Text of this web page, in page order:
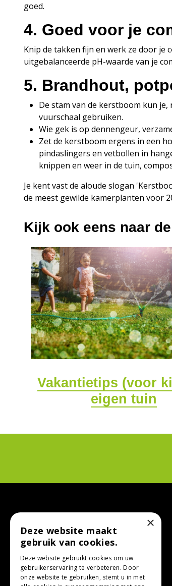
goed.
4. Goed voor je
Knip de takken fijn en werk ze door je
uitgebalanceerde pH-waarde van je
5. Brandhout,
De stam van de kerstboom kun
vuurschaal gebruiken.
Wie gek is op dennengeur,
Zet de kerstboom ergens in een
pindaslingers en vetbollen in
knippen en weer in de tuin,
Je kent vast de aloude slogan
de meest gewilde kamerplanten voor
Kijk ook eens naar
Vakantietips (voor
eigen tuin
Tuincentrum Bodenstaff
Kanaalweg 26
9422 BB Smilde
×
Deze website maakt
gebruik van cookies.
Deze website gebruikt cookies om uw
gebruikerservaring te verbeteren. Door
onze website te gebruiken, stemt u in met